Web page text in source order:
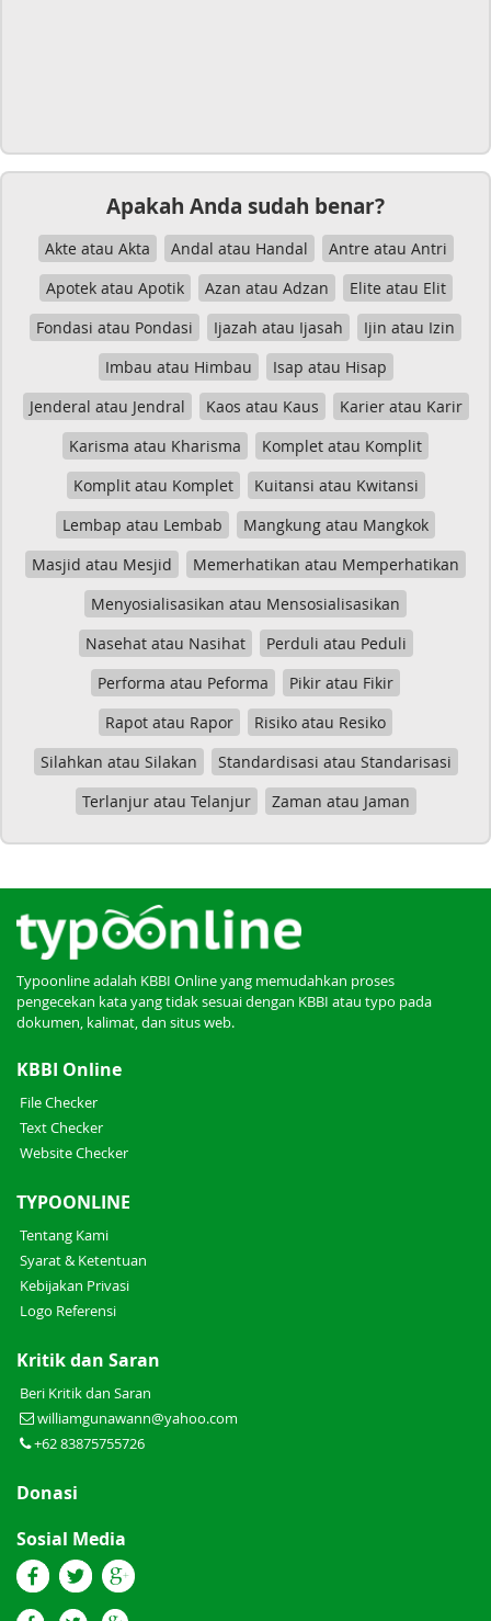
Apakah Anda sudah benar?
Akte atau Akta Andal atau Handal
Antre atau Antri
Apotek atau Apotik
Azan atau Adzan
Elite atau Elit
Fondasi atau Pondasi
Ijazah atau Ijasah
Ijin atau Izin
Imbau atau Himbau
Isap atau Hisap
Jenderal atau Jendral
Kaos atau Kaus
Karier atau Karir
Karisma atau Kharisma
Komplet atau Komplit
Komplit atau Komplet
Kuitansi atau Kwitansi
Lembap atau Lembab
Mangkung atau Mangkok
Masjid atau Mesjid
Memerhatikan atau Memperhatikan
Menyosialisasikan atau Mensosialisasikan
Nasehat atau Nasihat
Perduli atau Peduli
Performa atau Peforma
Pikir atau Fikir
Rapot atau Rapor
Risiko atau Resiko
Silahkan atau Silakan
Standardisasi atau Standarisasi
Terlanjur atau Telanjur
Zaman atau Jaman
Typoonline adalah KBBI Online yang memudahkan proses
pengecekan kata yang tidak sesuai dengan KBBI atau typo pada
dokumen, kalimat, dan situs web.
KBBI Online
File Checker
Text Checker
Website Checker
TYPOONLINE
Tentang Kami
Syarat & Ketentuan
Kebijakan Privasi
Logo Referensi
Kritik dan Saran
Beri Kritik dan Saran
williamgunawann@yahoo.com
+62 83875755726
Donasi
Sosial Media